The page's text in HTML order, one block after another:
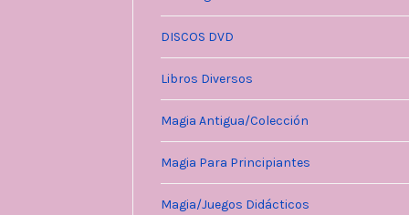
DISCOS DVD
Libros Diversos
Magia Antigua/Colección
Magia Para Principiantes
Magia/Juegos Didácticos